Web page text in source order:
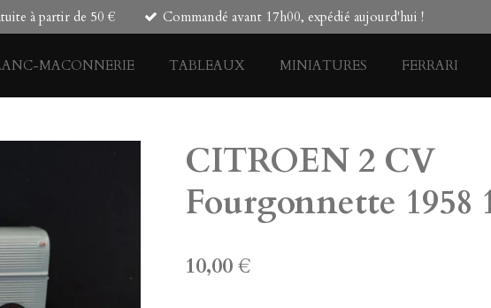
à partir de 50 € Commandé avant 17h00, expédié aujourd'hui !
MACONNERIE TABLEAUX MINIATURES FERRARI
CITROEN 2 CV
Fourgonnette 1958
10,00 €